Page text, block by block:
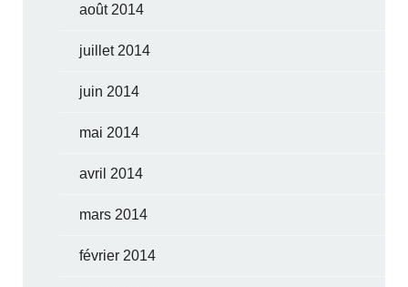
août 2014
juillet 2014
juin 2014
mai 2014
avril 2014
mars 2014
février 2014